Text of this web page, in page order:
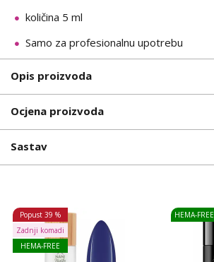
količina 5 ml
Samo za profesionalnu upotrebu
Opis proizvoda
Ocjena proizvoda
Sastav
Popust 39 %
Zadnji komadi
HEMA-FREE
HEMA-FREE